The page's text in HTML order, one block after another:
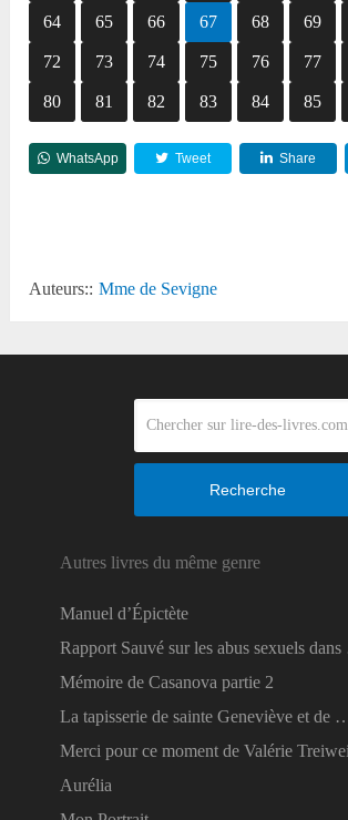
64 65 66 67 68 69
72 73 74 75 76 77
80 81 82 83 84 85
WhatsApp Tweet Share
Auteurs:: Mme de Sevigne
Recherche
Autres livres du même genre
Manuel d’Épictète
Rapport Sauvé sur les abus sexuels
Mémoire de Casanova partie 2
La tapisserie de sainte Geneviève et de
Merci pour ce moment de Valérie
Aurélia